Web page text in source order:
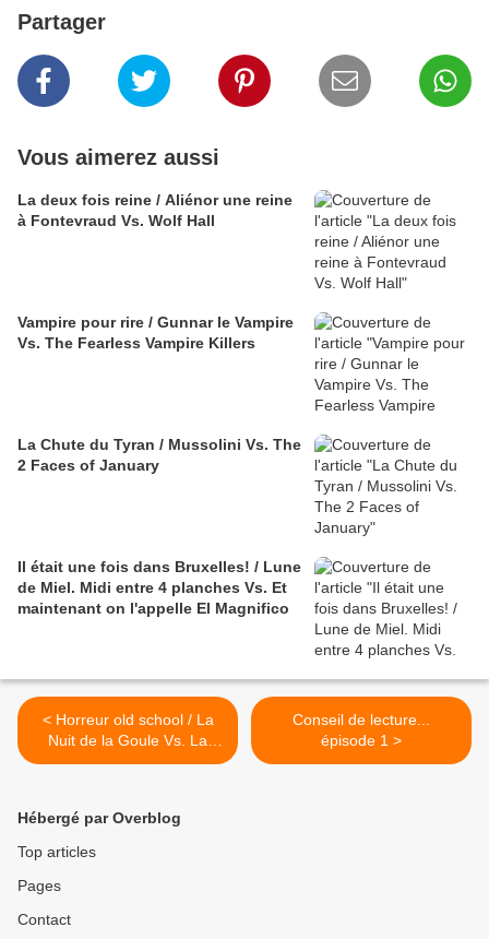
Partager
Vous aimerez aussi
La deux fois reine / Aliénor une reine
à Fontevraud Vs. Wolf Hall
Vampire pour rire / Gunnar le Vampire
Vs. The Fearless Vampire Killers
La Chute du Tyran / Mussolini Vs. The
2 Faces of January
Il était une fois dans Bruxelles! / Lune
de Miel. Midi entre 4 planches Vs. Et
maintenant on l'appelle El Magnifico
< Horreur old school / La
Nuit de la Goule Vs. La
Dame en Noir
Conseil de lecture...
épisode 1 >
Hébergé par Overblog
Top articles
Pages
Contact